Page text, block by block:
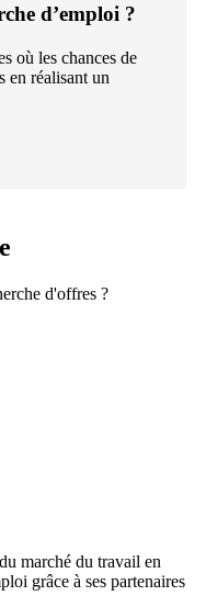
d’emploi ?
où les chances de
en réalisant un
d'offres ?
marché du travail en
grâce à ses partenaires